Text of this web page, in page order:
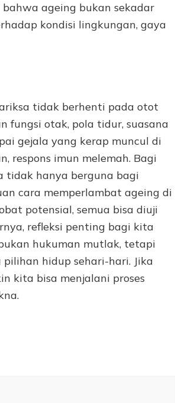
ageing bukan sekadar
kondisi lingkungan, gaya
tidak berhenti pada otot
fungsi otak, pola tidur, suasana
gejala yang kerap muncul di
respons imun melemah. Bagi
tidak hanya berguna bagi
cara memperlambat ageing di
potensial, semua bisa diuji
refleksi penting bagi kita
hukuman mutlak, tetapi
hidup sehari-hari. Jika
kita bisa menjalani proses